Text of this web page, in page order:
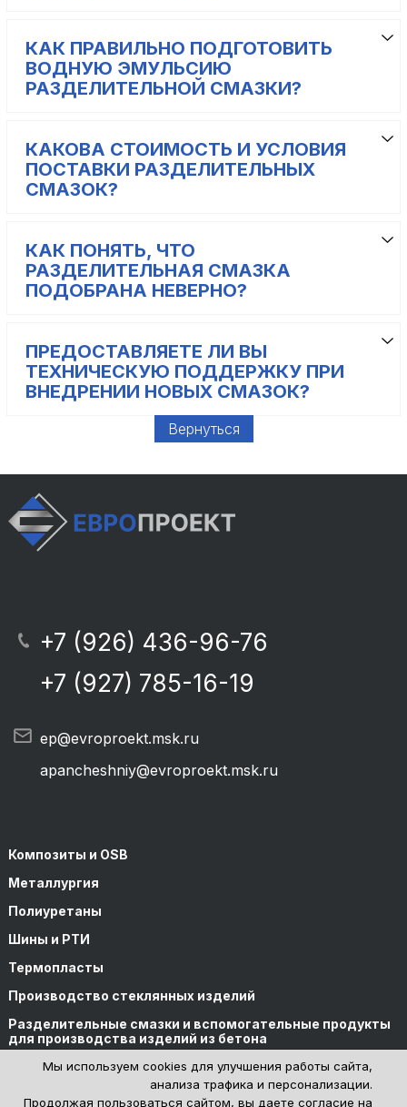
Мы используем cookies для улучшения работы сайта,
анализа трафика и персонализации.
Продолжая пользоваться сайтом, вы даете согласие на
КАК ПРАВИЛЬНО ПОДГОТОВИТЬ
ВОДНУЮ ЭМУЛЬСИЮ
РАЗДЕЛИТЕЛЬНОЙ СМАЗКИ?
КАКОВА СТОИМОСТЬ И УСЛОВИЯ
ПОСТАВКИ РАЗДЕЛИТЕЛЬНЫХ
СМАЗОК?
КАК ПОНЯТЬ, ЧТО
РАЗДЕЛИТЕЛЬНАЯ СМАЗКА
ПОДОБРАНА НЕВЕРНО?
ПРЕДОСТАВЛЯЕТЕ ЛИ ВЫ
ТЕХНИЧЕСКУЮ ПОДДЕРЖКУ ПРИ
ВНЕДРЕНИИ НОВЫХ СМАЗОК?
Вернуться
+7 (926) 436-96-76
+7 (927) 785-16-19
ep@evroproekt.msk.ru
apancheshniy@evroproekt.msk.ru
Композиты и OSB
Металлургия
Полиуретаны
Шины и РТИ
Термопласты
Производство стеклянных изделий
Разделительные смазки и вспомогательные продукты
для производства изделий из бетона